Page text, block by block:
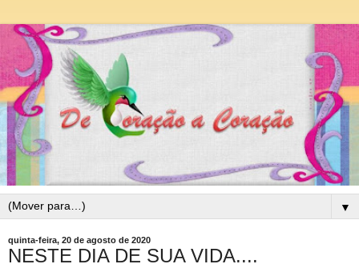
▼
quinta-feira, 20 de agosto de 2020
NESTE DIA DE SUA VIDA....